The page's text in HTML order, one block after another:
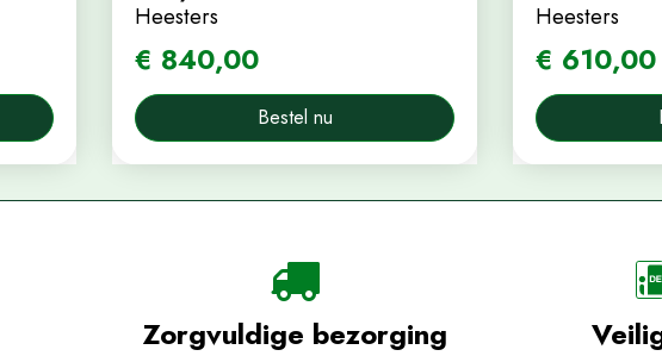
Heesters
€ 840,00
Bestel nu
Heesters
€ 610,00
Zorgvuldige bezorging